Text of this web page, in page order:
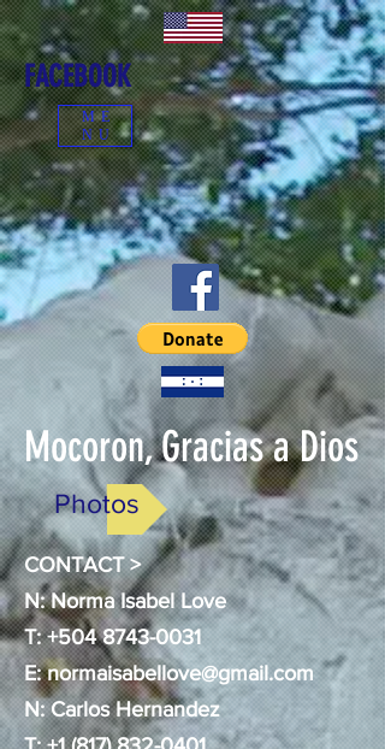
FACEBOOK
ME
NU
Mocoron, Gracias a Dios
Photos
CONTACT >
N: Norma Isabel Love
T:+504 8743-0031
E:normaisabellove@gmail.com
N: Carlos Hernandez